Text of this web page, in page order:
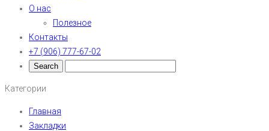
О нас
Полезное
Контакты
+7 (906) 777-67-02
Категории
Главная
Закладки